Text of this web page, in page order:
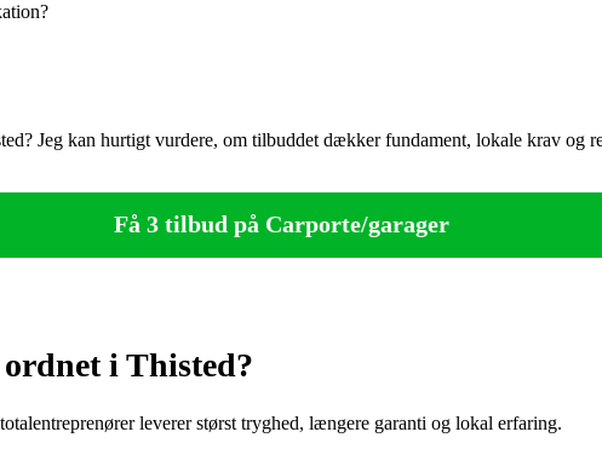
Jeg kan hurtigt vurdere, om tilbuddet dækker fundament, lokale krav og
Få 3 tilbud på Carporte/garager
i Thisted?
leverer størst tryghed, længere garanti og lokal erfaring.